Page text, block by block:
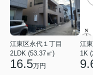
江東区永代１丁目
2LDK (53.37㎡)
16.5万円
江
1K